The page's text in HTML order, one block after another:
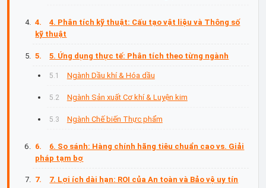
4. Phân tích kỹ thuật: Cấu tạo vật liệu và Thông số
kỹ thuật
5. Ứng dụng thực tế: Phân tích theo từng ngành
Ngành Dầu khí & Hóa dầu
Ngành Sản xuất Cơ khí & Luyện kim
Ngành Chế biến Thực phẩm
6. So sánh: Hàng chính hãng tiêu chuẩn cao vs. Giải
pháp tạm bợ
7. Lợi ích dài hạn: ROI của An toàn và Bảo vệ uy tín